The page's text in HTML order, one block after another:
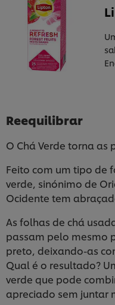
Reequilibrar
O Chá Verde torna as
Feito com um tipo de
verde, sinónimo de
Ocidente tem
As folhas de chá
passam pelo mesmo
preto, deixando-as
Qual é o resultado?
verde que pode
apreciado sem juntar